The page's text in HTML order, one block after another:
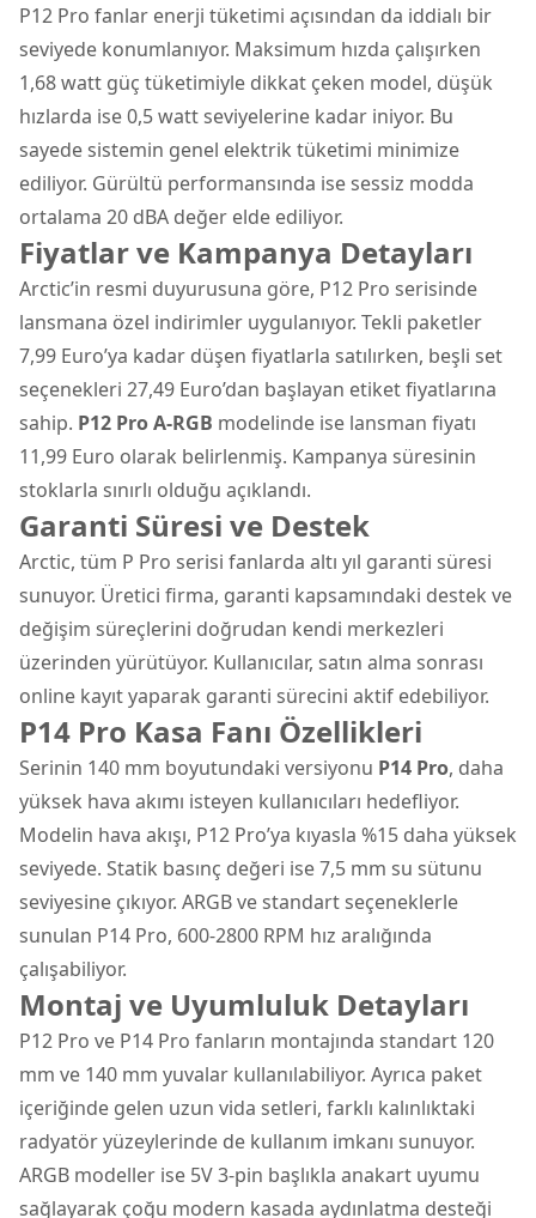
P12 Pro fanlar enerji tüketimi açısından da iddialı bir
seviyede konumlanıyor. Maksimum hızda çalışırken
1,68 watt güç tüketimiyle dikkat çeken model, düşük
hızlarda ise 0,5 watt seviyelerine kadar iniyor. Bu
sayede sistemin genel elektrik tüketimi minimize
ediliyor. Gürültü performansında ise sessiz modda
ortalama 20 dBA değer elde ediliyor.
Fiyatlar ve Kampanya Detayları
Arctic’in resmi duyurusuna göre, P12 Pro serisinde
lansmana özel indirimler uygulanıyor. Tekli paketler
7,99 Euro’ya kadar düşen fiyatlarla satılırken, beşli set
seçenekleri 27,49 Euro’dan başlayan etiket fiyatlarına
sahip. P12 Pro A-RGB modelinde ise lansman fiyatı
11,99 Euro olarak belirlenmiş. Kampanya süresinin
stoklarla sınırlı olduğu açıklandı.
Garanti Süresi ve Destek
Arctic, tüm P Pro serisi fanlarda altı yıl garanti süresi
sunuyor. Üretici firma, garanti kapsamındaki destek ve
değişim süreçlerini doğrudan kendi merkezleri
üzerinden yürütüyor. Kullanıcılar, satın alma sonrası
online kayıt yaparak garanti sürecini aktif edebiliyor.
P14 Pro Kasa Fanı Özellikleri
Serinin 140 mm boyutundaki versiyonu P14 Pro, daha
yüksek hava akımı isteyen kullanıcıları hedefliyor.
Modelin hava akışı, P12 Pro’ya kıyasla %15 daha yüksek
seviyede. Statik basınç değeri ise 7,5 mm su sütunu
seviyesine çıkıyor. ARGB ve standart seçeneklerle
sunulan P14 Pro, 600-2800 RPM hız aralığında
çalışabiliyor.
Montaj ve Uyumluluk Detayları
P12 Pro ve P14 Pro fanların montajında standart 120
mm ve 140 mm yuvalar kullanılabiliyor. Ayrıca paket
içeriğinde gelen uzun vida setleri, farklı kalınlıktaki
radyatör yüzeylerinde de kullanım imkanı sunuyor.
ARGB modeller ise 5V 3-pin başlıkla anakart uyumu
sağlayarak çoğu modern kasada aydınlatma desteği